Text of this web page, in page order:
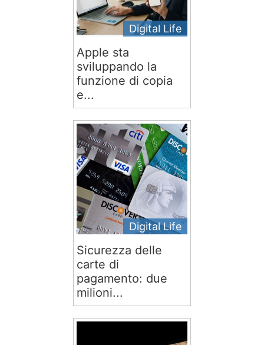
Digital Life
Apple sta
sviluppando la
funzione di copia
e...
Digital Life
Sicurezza delle
carte di
pagamento: due
milioni...